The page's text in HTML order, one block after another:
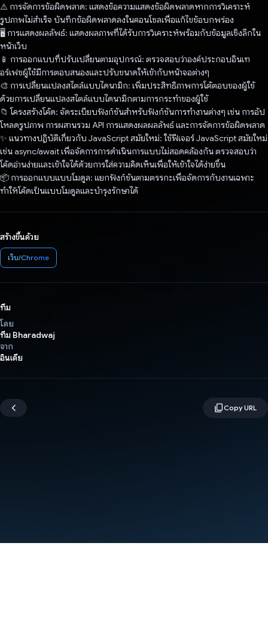
⚠️ การจัดการข้อผิดพลาด: แสดงข้อความแสดงข้อผิดพลาดหากการวิเคราะห์
รูปภาพไม่สำเร็จ บันทึกข้อผิดพลาดลงในคอนโซลเพื่อแก้ไขข้อบกพร่อง
🖥️ การแสดงผลลัพธ์: แสดงผลภาพที่ได้รับการวิเคราะห์พร้อมกับข้อมูลเชิงลึกใน
หน้าเว็บ
📱 การออกแบบที่ปรับเปลี่ยนตามอุปกรณ์: ตรวจสอบว่าองค์ประกอบอินเท
อร์เฟซผู้ใช้มีการตอบสนองและปรับขนาดให้เข้ากับหน้าจอต่างๆ
🎨 การเปลี่ยนแปลงสไตล์แบบไดนามิก: เพิ่มประสิทธิภาพการโต้ตอบของผู้ใช้
ด้วยการเปลี่ยนแปลงสไตล์แบบไดนามิกตามการกระทำของผู้ใช้
📁 โครงสร้างโค้ด: จัดระเบียบฟังก์ชันสําหรับฟังก์ชันการทํางานต่างๆ เช่น การอัป
โหลดรูปภาพ การผสานรวม API การแสดงผลผลลัพธ์ และการจัดการข้อผิดพลาด
✨ แนวทางปฏิบัติเกี่ยวกับ JavaScript สมัยใหม่: ใช้ฟีเจอร์ JavaScript สมัยใหม่
เช่น async/await เพื่อจัดการการดำเนินการแบบไม่สอดคล้องกัน ตรวจสอบว่า
โค้ดอ่านง่ายและเข้าใจได้ด้วยการใส่ความคิดเห็นเพื่อให้เข้าใจได้ง่ายขึ้น
📦 การออกแบบแบบโมดูล: แยกฟังก์ชันตามตรรกะเพื่อจัดการกับงานเฉพาะ
ทำให้โค้ดเป็นแบบโมดูลและบำรุงรักษาได้
สร้างขึ้นด้วย
เว็บ/Chrome
ทีม
โดย
ทีม Bharadwaj
จาก
อินเดีย